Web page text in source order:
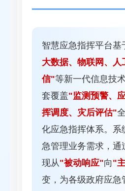
智慧应急指挥平台基
大数据、物联网、人
信"等新一代信息技
套覆盖"监测预警、
挥调度、灾后评估"
化应急指挥体系。系
急管理业务需求，通
现从"被动响应"向 "
变，为各级政府应急